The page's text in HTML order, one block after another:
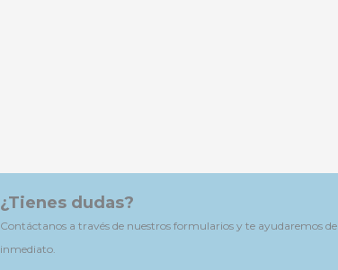
¿Tienes dudas?
Contáctanos a través de nuestros formularios y te ayudaremos de
inmediato.